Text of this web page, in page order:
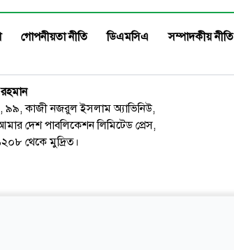
জাহাজভাঙা শিল্পের অবশিষ্টাংশ এবং উপকূলীয়
এলাকার প্লাস্টিক ও অন্যান্য বর্জ্য সাগরে গিয়ে
গোপনীয়তা নীতি ডিএমসিএ সম্পাদকীয় নীতি
৯৯, কাজী নজরুল ইসলাম অ্যাভিনিউ,
দেশ পাবলিকেশন লিমিটেড প্রেস,
থেকে মুদ্রিত।